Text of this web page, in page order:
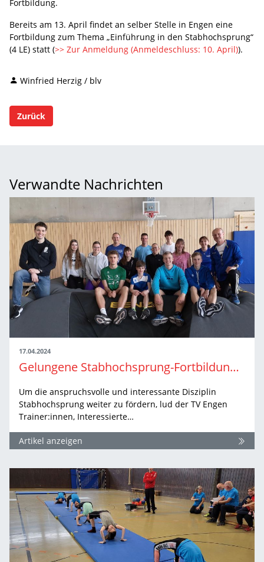
Fortbildung.
Bereits am 13. April findet an selber Stelle in Engen eine
Fortbildung zum Thema „Einführung in den Stabhochsprung“
(4 LE) statt (>> Zur Anmeldung (Anmeldeschluss: 10. April)).
Winfried Herzig / blv
Zurück
Verwandte Nachrichten
17.04.2024
Gelungene Stabhochsprung-Fortbildung in Engen: Landestrainer Stephan Munz beim dezentralen…
Um die anspruchsvolle und interessante Disziplin
Stabhochsprung weiter zu fördern, lud der TV Engen
Trainer:innen, Interessierte…
Artikel anzeigen